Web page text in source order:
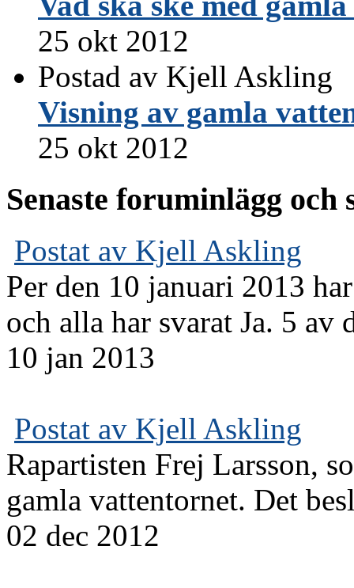
25 okt 2012
Postad av Kjell Askling
Visning av gamla
25 okt 2012
Senaste foruminlägg och
Postat av Kjell Askling
Per den 10 januari 2013
och alla har svarat Ja. 5 av
10 jan 2013
Postat av Kjell Askling
Rapartisten Frej Larsson,
gamla vattentornet. Det
02 dec 2012